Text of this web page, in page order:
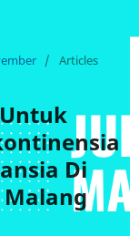
/ Articles
Di
Malang